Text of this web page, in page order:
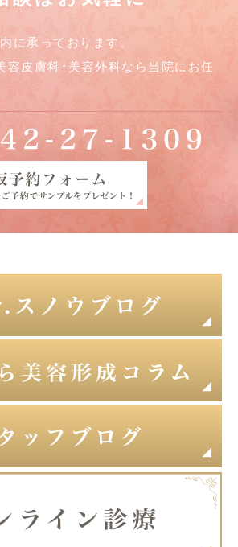
に承っております。
容皮膚科･美容外科なら当院にお任